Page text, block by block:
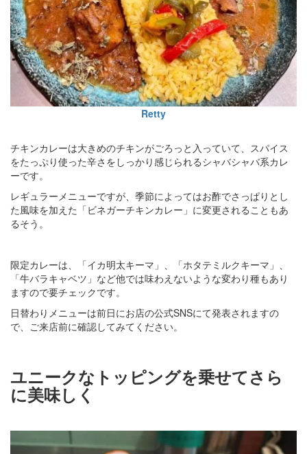
Retty
チキンカレーは大きめのチキンがごろっと入っていて、スパイス
をたっぷり使った辛さをしっかり感じられるシャバシャバ系カレ
ーです。
レギュラーメニューですが、季節によってはお酢でさっぱりとし
た風味を加えた「ビネガーチキンカレー」に変更されることもあ
るそう。
限定カレーは、「イカ明太キーマ」、「ホタテミルクキーマ」、
「牛バラキャベツ」など他では味わえないような変わり種もあり
ますので要チェックです。
日替わりメニューは前日にお店の公式SNSにて発表されますの
で、ご来店前に確認してみてください。
ユニークなトッピングを乗せてさら
に美味しく